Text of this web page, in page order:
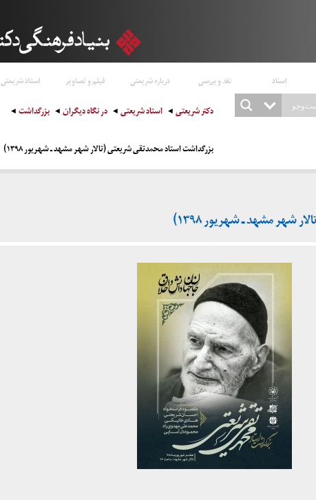
اسناد نقد و بررسی درباره شریعتی فیلم و تصاویر استاد شریعتی
دکتر شریعتی استاد شریعتی در نگاه دیگران بزرگداشت
بزرگداشت استاد محمدتقی شریعتی (تالار شهر مشهد ـ شهریور ۱۳۹۸)
شهر مشهد ـ شهریور ۱۳۹۸)